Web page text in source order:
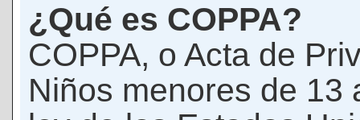
¿Qué es COPPA?
COPPA, o Acta de
Niños menores de 13